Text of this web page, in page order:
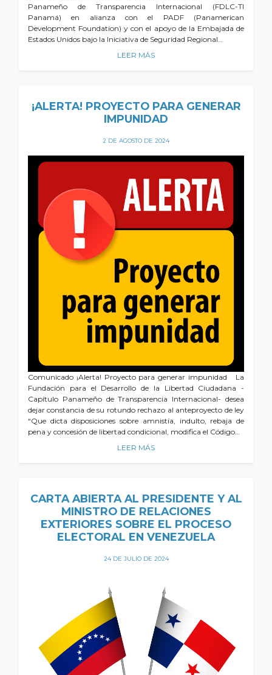
Panameño de Transparencia Internacional (FDLC-TI
Panamá) en alianza con el PADF (Panamerican
Development Foundation) y con el apoyo de la Embajada de
Estados Unidos bajo la Iniciativa de Seguridad Regional…
LEER MÁS
¡ALERTA! PROYECTO PARA GENERAR
IMPUNIDAD
2 DE AGOSTO DE 2024
Comunicado ¡Alerta! Proyecto para generar impunidad La
Fundación para el Desarrollo de la Libertad Ciudadana -
Capítulo Panameño de Transparencia Internacional- desea
dejar constancia de su rotundo rechazo al anteproyecto de ley
“Que dicta disposiciones sobre amnistía, indulto, rebaja de
pena y concesión de libertad condicional, modifica el Código…
LEER MÁS
CARTA ABIERTA AL PRESIDENTE Y AL
MINISTRO DE RELACIONES
EXTERIORES SOBRE EL PROCESO
ELECTORAL EN VENEZUELA
24 DE JULIO DE 2024